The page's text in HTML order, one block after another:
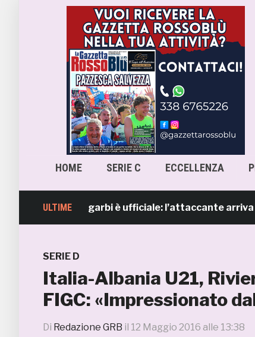
HOME SERIE C ECCELLENZA
ULTIME
Lorenzo Sgarbi è ufficiale: l’attaccante arriva in
SERIE D
Italia-Albania U21,
FIGC: «Impressionato
Di Redazione GRB il 12 Maggio 2016 alle 13:38